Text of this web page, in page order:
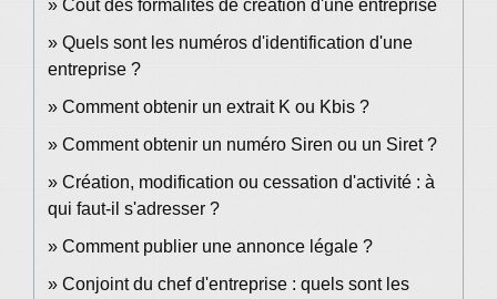
Coût des formalités de création d'une entreprise
Quels sont les numéros d'identification d'une
entreprise ?
Comment obtenir un extrait K ou Kbis ?
Comment obtenir un numéro Siren ou un Siret ?
Création, modification ou cessation d'activité : à
qui faut-il s'adresser ?
Comment publier une annonce légale ?
Conjoint du chef d'entreprise : quels sont les